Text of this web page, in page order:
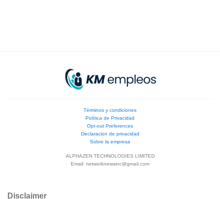
Términos y condiciones
Política de Privacidad
Opt-out Preferences
Declaracion de privacidad
Sobre la empresa
ALPHAZEN TECHNOLOGIES LIMITED
Email: networknewsinc@gmail.com
Disclaimer